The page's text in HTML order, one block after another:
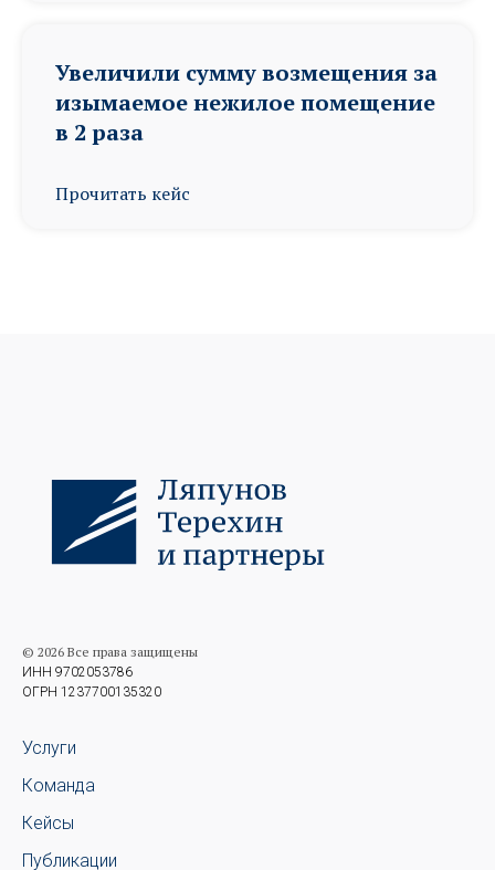
Увеличили сумму возмещения за
изымаемое нежилое помещение
в 2 раза
Прочитать кейс
© 2026 Все права защищены
ИНН 9702053786
ОГРН 1237700135320
Услуги
Команда
Кейсы
Публикации